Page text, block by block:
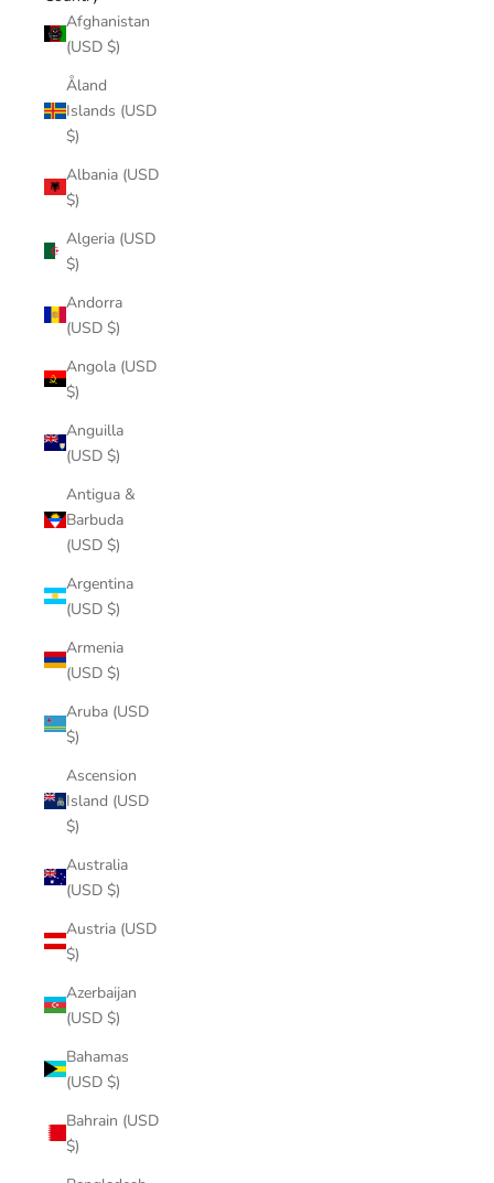
Afghanistan
(USD $)
Åland
Islands (USD
$)
Albania (USD
$)
Algeria (USD
$)
Andorra
(USD $)
Angola (USD
$)
Anguilla
(USD $)
Antigua &
Barbuda
(USD $)
Argentina
(USD $)
Armenia
(USD $)
Aruba (USD
$)
Ascension
Island (USD
$)
Australia
(USD $)
Austria (USD
$)
Azerbaijan
(USD $)
Bahamas
(USD $)
Bahrain (USD
$)